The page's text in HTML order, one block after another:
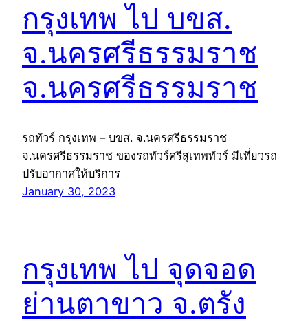
กรุงเทพ ไป บขส.
จ.นครศรีธรรมราช
จ.นครศรีธรรมราช
รถทัวร์ กรุงเทพ – บขส. จ.นครศรีธรรมราช
จ.นครศรีธรรมราช ของรถทัวร์ศรีสุเทพทัวร์ มีเที่ยวรถ
ปรับอากาศให้บริการ
January 30, 2023
กรุงเทพ ไป จุดจอด
ย่านตาขาว จ.ตรัง